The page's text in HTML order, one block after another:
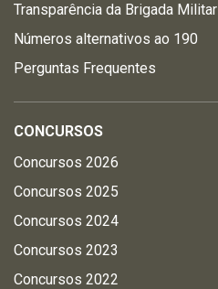
Transparência da Brigada Militar
Números alternativos ao 190
Perguntas Frequentes
CONCURSOS
Concursos 2026
Concursos 2025
Concursos 2024
Concursos 2023
Concursos 2022